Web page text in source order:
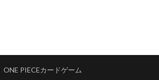
ONE PIECEカードゲーム